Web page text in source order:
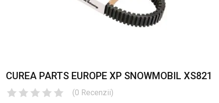
CUREA PARTS EUROPE XP SNOWMOBIL XS821
(0 Recenzii)